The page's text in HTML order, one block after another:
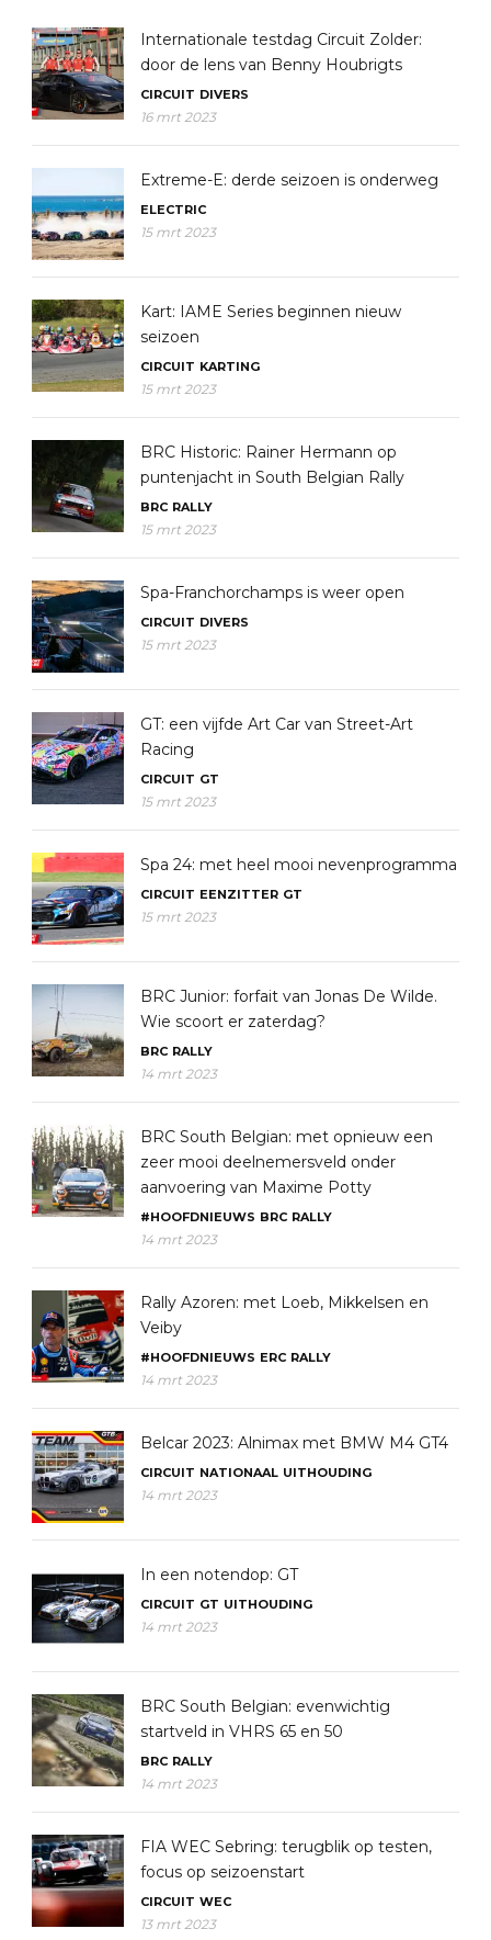
Internationale testdag Circuit Zolder:
door de lens van Benny Houbrigts
CIRCUIT DIVERS
16 mrt 2023
Extreme-E: derde seizoen is onderweg
ELECTRIC
15 mrt 2023
Kart: IAME Series beginnen nieuw
seizoen
CIRCUIT KARTING
15 mrt 2023
BRC Historic: Rainer Hermann op
puntenjacht in South Belgian Rally
BRC RALLY
15 mrt 2023
Spa-Franchorchamps is weer open
CIRCUIT DIVERS
15 mrt 2023
GT: een vijfde Art Car van Street-Art
Racing
CIRCUIT GT
15 mrt 2023
Spa 24: met heel mooi nevenprogramma
CIRCUIT EENZITTER GT
15 mrt 2023
BRC Junior: forfait van Jonas De Wilde.
Wie scoort er zaterdag?
BRC RALLY
14 mrt 2023
BRC South Belgian: met opnieuw een
zeer mooi deelnemersveld onder
aanvoering van Maxime Potty
#HOOFDNIEUWS BRC RALLY
14 mrt 2023
Rally Azoren: met Loeb, Mikkelsen en
Veiby
#HOOFDNIEUWS ERC RALLY
14 mrt 2023
Belcar 2023: Alnimax met BMW M4 GT4
CIRCUIT NATIONAAL UITHOUDING
14 mrt 2023
In een notendop: GT
CIRCUIT GT UITHOUDING
14 mrt 2023
BRC South Belgian: evenwichtig
startveld in VHRS 65 en 50
BRC RALLY
14 mrt 2023
FIA WEC Sebring: terugblik op testen,
focus op seizoenstart
CIRCUIT WEC
13 mrt 2023